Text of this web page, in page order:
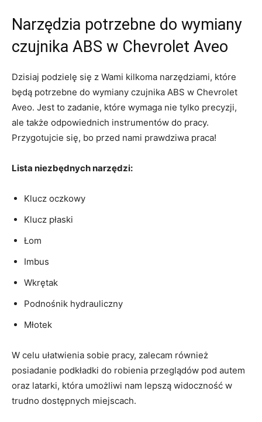
Narzędzia potrzebne do wymiany
czujnika ABS⁤ w Chevrolet Aveo
Dzisiaj podzielę się z Wami kilkoma ‍narzędziami, które
będą potrzebne do‍ wymiany czujnika ABS w Chevrolet
Aveo. Jest to zadanie, które wymaga nie tylko precyzji,
ale także odpowiednich instrumentów do​ pracy.
Przygotujcie się, bo przed nami prawdziwa praca!
Lista niezbędnych narzędzi:
Klucz oczkowy
Klucz płaski
Łom
Imbus
Wkrętak
Podnośnik hydrauliczny
Młotek
W celu ułatwienia sobie pracy, zalecam również
posiadanie ‍podkładki do robienia przeglądów pod autem
oraz latarki, która umożliwi nam lepszą widoczność w
trudno dostępnych miejscach.